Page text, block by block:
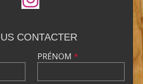
CONTACTER
PRÉNOM *